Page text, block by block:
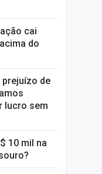
cai
do
prejuízo de
lucro sem
10 mil na